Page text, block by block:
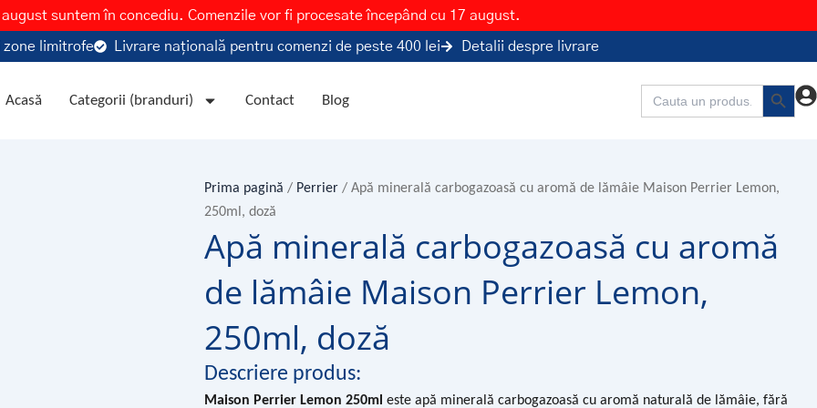
august suntem în concediu. Comenzile vor fi procesate începând cu 17 august.
zone limitrofe Livrare națională pentru comenzi de peste 400 lei Detalii despre livrare
Acasă Categorii (branduri) Contact Blog
Search
for:
Search Button
Prima pagină / Perrier / Apă minerală carbogazoasă cu aromă de lămâie Maison Perrier Lemon,
250ml, doză
Apă minerală carbogazoasă cu aromă
de lămâie Maison Perrier Lemon,
250ml, doză
Descriere produs:
Maison Perrier Lemon 250ml este apă minerală carbogazoasă cu aromă naturală de lămâie, fără